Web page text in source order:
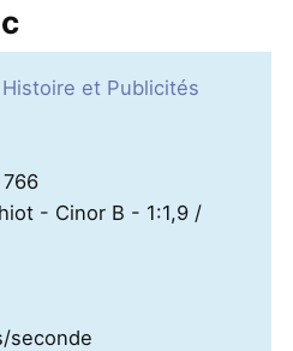
Histoire et Publicités
- Cinor B - 1:1,9 /
seconde